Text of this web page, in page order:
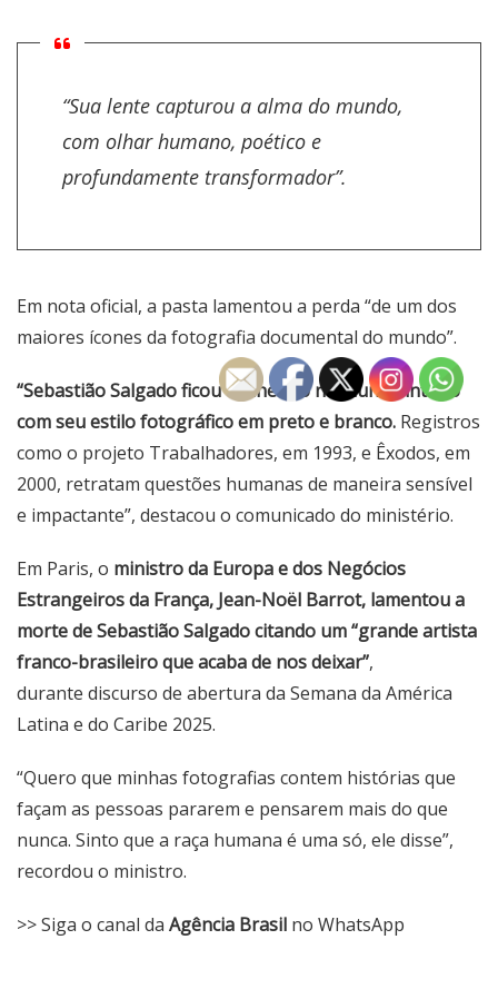
“Sua lente capturou a alma do mundo,
com olhar humano, poético e
profundamente transformador”.
Em nota oficial, a pasta lamentou a perda “de um dos
maiores ícones da fotografia documental do mundo”.
“Sebastião Salgado ficou conhecido no mundo inteiro
com seu estilo fotográfico em preto e branco. Registros
como o projeto Trabalhadores, em 1993, e Êxodos, em
2000, retratam questões humanas de maneira sensível
e impactante”, destacou o comunicado do ministério.
Em Paris, o ministro da Europa e dos Negócios
Estrangeiros da França, Jean-Noël Barrot, lamentou a
morte de Sebastião Salgado citando um “grande artista
franco-brasileiro que acaba de nos deixar”,
durante discurso de abertura da Semana da América
Latina e do Caribe 2025.
“Quero que minhas fotografias contem histórias que
façam as pessoas pararem e pensarem mais do que
nunca. Sinto que a raça humana é uma só, ele disse”,
recordou o ministro.
>> Siga o canal da Agência Brasil no WhatsApp